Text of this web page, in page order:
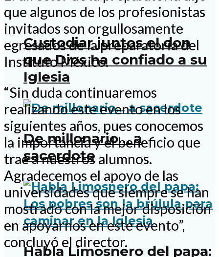
Custodiar juntos el don
que Dios ha confiado a su
Iglesia
De millonario… a
sacerdote
Habla Limosnero del papa:
que algunos de los profesionistas
invitados son orgullosamente
egresados de la preparatoria del
Instituto México.
“Sin duda continuaremos
realizando este evento en los
siguientes años, pues conocemos
la importancia y el beneficio que
trae a nuestros alumnos.
Agradecemos el apoyo de las
universidades que siempre se han
mostrado con la mejor disposición
en apoyarnos en este evento”,
concluyó el director.